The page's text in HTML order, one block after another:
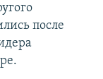
после